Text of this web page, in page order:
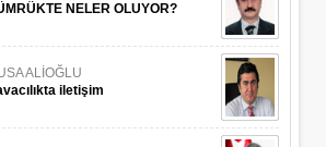
NELER OLUYOR?
ALİOĞLU
iletişim